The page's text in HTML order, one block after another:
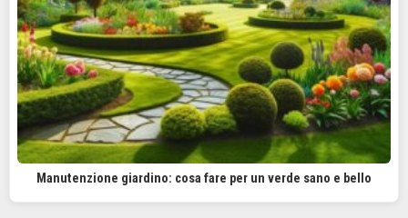
Manutenzione giardino: cosa fare per un verde sano e bello